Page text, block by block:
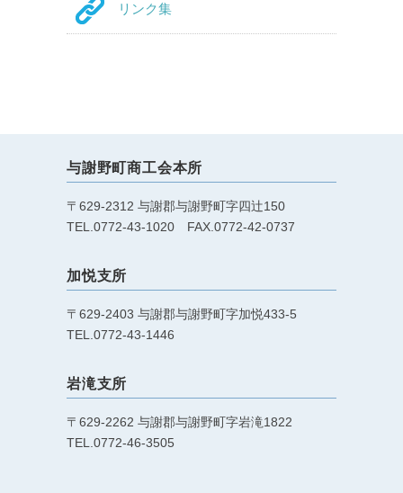
リンク集
与謝野町商工会本所
〒629-2312 与謝郡与謝野町字四辻150
TEL.0772-43-1020 FAX.0772-42-0737
加悦支所
〒629-2403 与謝郡与謝野町字加悦433-5
TEL.0772-43-1446
岩滝支所
〒629-2262 与謝郡与謝野町字岩滝1822
TEL.0772-46-3505